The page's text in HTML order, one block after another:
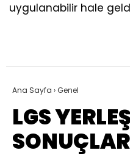
uygulanabilir hale
Ana Sayfa ›Genel
LGS